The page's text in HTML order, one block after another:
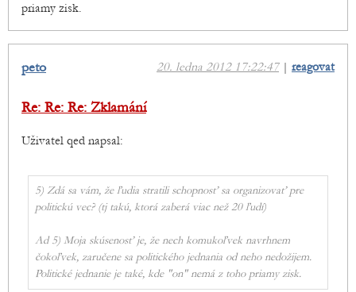
priamy zisk.
20. ledna 2012 17:22:47| reagovat
peto
Re: Re: Re: Zklamání
Uživatel qed napsal:
5) Zdá sa vám, že ľudia stratili schopnosť sa organizovať pre
politickú vec? (tj takú, ktorá zaberá viac než 20 ľudí)
Ad 5) Moja skúsenosť je, že nech komukoľvek navrhnem
čokoľvek, zaručene sa politického jednania od neho nedožijem.
Politické jednanie je také, kde "on" nemá z toho priamy zisk.